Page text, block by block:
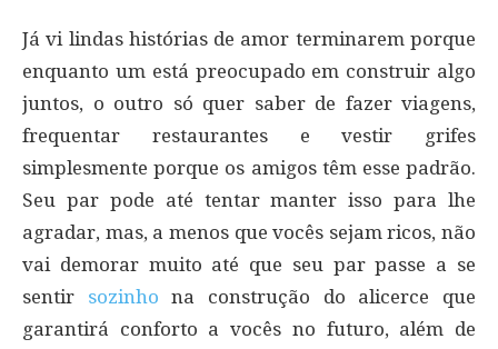
Já vi lindas histórias de amor terminarem porque
enquanto um está preocupado em construir algo
juntos, o outro só quer saber de fazer viagens,
frequentar restaurantes e vestir grifes
simplesmente porque os amigos têm esse padrão.
Seu par pode até tentar manter isso para lhe
agradar, mas, a menos que vocês sejam ricos, não
vai demorar muito até que seu par passe a se
sentir sozinho na construção do alicerce que
garantirá conforto a vocês no futuro, além de